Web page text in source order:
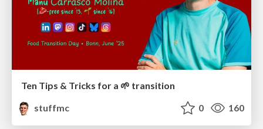
Ten Tips & Tricks for a 🌱 transition
stuffmc
0 160